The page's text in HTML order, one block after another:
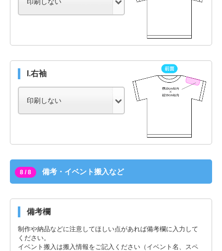
I.右袖
8 / 8 備考・イベント搬入など
備考欄
制作や納品などに注意してほしい点があれば備考欄に入力して
ください。
イベント搬入は搬入情報をご記入ください（イベント名、スペ